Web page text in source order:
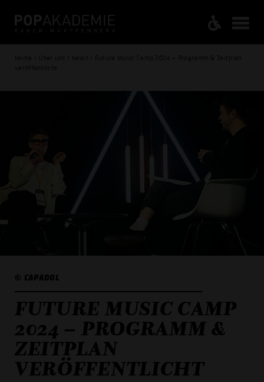
Home / Über uns / News / Future Music Camp 2024 – Programm & Zeitplan
veröffentlicht
© CAPADOL
FUTURE MUSIC CAMP
2024 – PROGRAMM &
ZEITPLAN
VERÖFFENTLICHT